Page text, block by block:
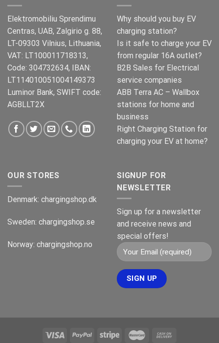
Elektromobiliu Sprendimu
Centras, UAB, Zalgirio g. 88,
LT-09303 Vilnius, Lithuania,
VAT: LT100011718313,
Code: 304732634, IBAN:
LT114010051004149373
Luminor Bank, SWIFT code:
AGBLLT2X
Why should you buy EV
charging station?
Is it safe to charge your EV
from regular 16A outlet?
B2B Sales for Electrical
service companies
ABB Terra AC – Wallbox
stations for home and
business
Right Charging Station for
charging your EV at home?
OUR STORES
Denmark: chargingshop.dk
Sweden: chargingshop.se
Norway: chargingshop.no
SIGNUP FOR
NEWSLETTER
Sign up for a newsletter
and receive news and
special offers!